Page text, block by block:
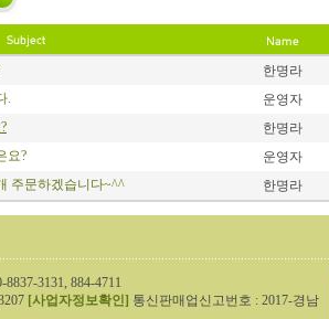
한명라
. 운영자
한명라
요? 운영자
주문하겠습니다~^^ 한명라
8837-3131, 884-4711
[사업자정보확인] 통신판매업신고번호 : 2017-경남